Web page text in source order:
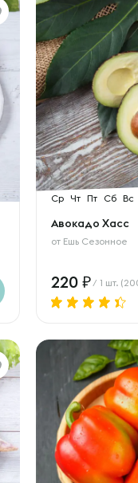
Ср Чт Пт Сб Вс
Авокадо Хасс
от Ешь Сезонное
220 / 1 шт.